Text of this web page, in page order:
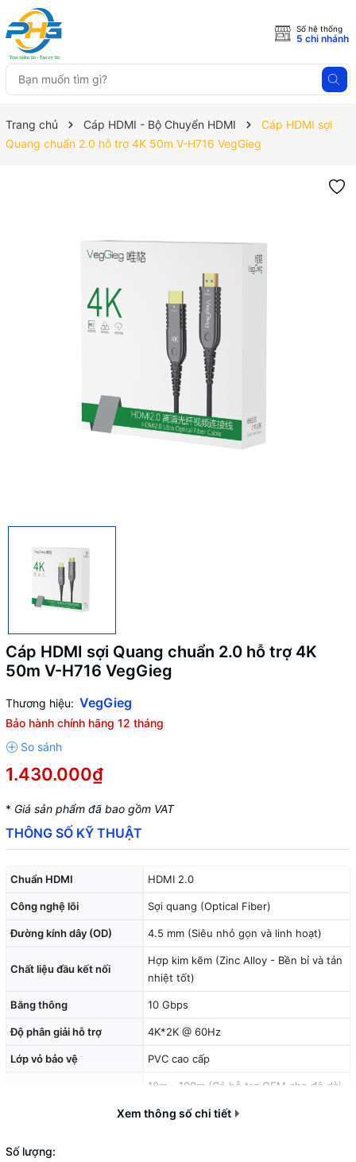
Số hệ thống
5 chi nhánh
Trang chủ Cáp HDMI - Bộ Chuyển HDMI
Cáp HDMI sợi
Quang chuẩn 2.0 hỗ trợ 4K 50m V-H716 VegGieg
Cáp HDMI sợi Quang chuẩn 2.0 hỗ trợ 4K
50m V-H716 VegGieg
Thương hiệu: VegGieg
Bảo hành chính hãng 12 tháng
1.430.000₫
* Giá sản phẩm đã bao gồm VAT
THÔNG SỐ KỸ THUẬT
Chuẩn HDMI HDMI 2.0
Công nghệ lõi Sợi quang (Optical Fiber)
Đường kính dây (OD) 4.5 mm (Siêu nhỏ gọn và linh hoạt)
Chất liệu đầu kết nối
Hợp kim kẽm (Zinc Alloy - Bền bỉ và tản
nhiệt tốt)
Băng thông 10 Gbps
Độ phân giải hỗ trợ 4K*2K @ 60Hz
Lớp vỏ bảo vệ PVC cao cấp
10m - 100m (Có hỗ trợ OEM cho độ dài
Xem thông số chi tiết
Số lượng: